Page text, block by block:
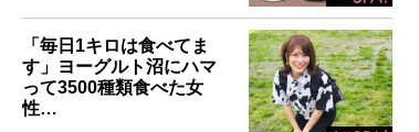
「毎日1キロは食べてま
す」ヨーグルト沼にハマ
って3500種類食べた女
性…